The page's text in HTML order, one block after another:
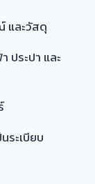
และวัสดุ
ประปา และ
ระเบียบ